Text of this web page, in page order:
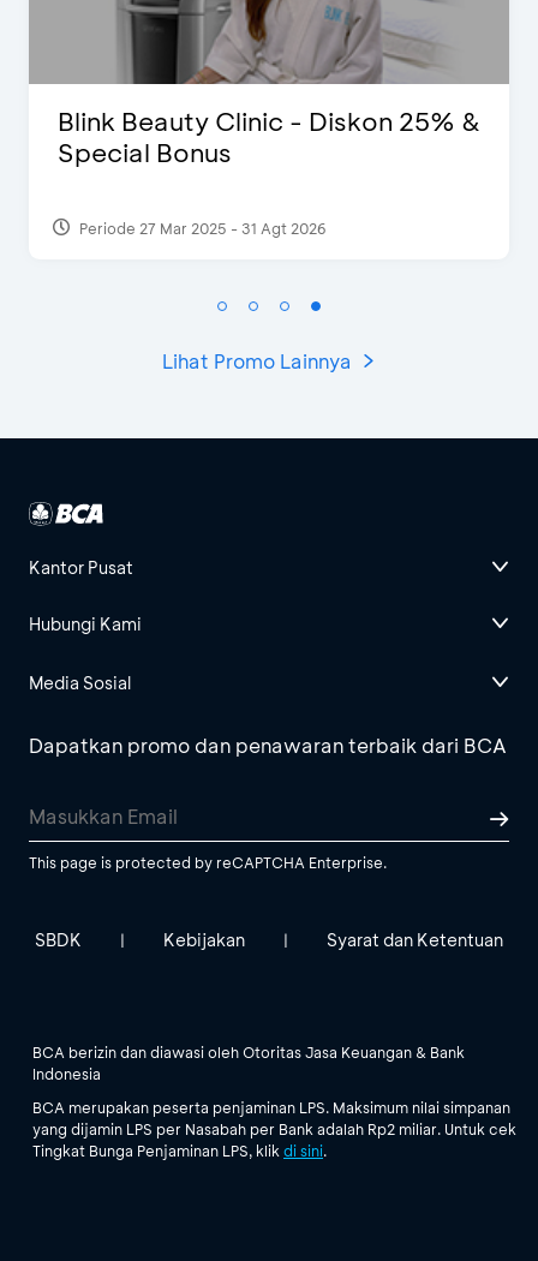
D’Cost - Diskon 50% Makanan &
Ekstra 2 Minuman
Periode 17 Sep 2023
Lihat Promo Lainnya
Kantor Pusat
Hubungi Kami
Media Sosial
Dapatkan promo dan penawaran terbaik dari BCA
This page is protected by reCAPTCHA Enterprise.
SBDK | Kebijakan | Syarat dan Ketentuan
BCA berizin dan diawasi oleh Otoritas Jasa Keuangan & Bank
Indonesia
BCA merupakan peserta penjaminan LPS. Maksimum nilai simpanan
yang dijamin LPS per Nasabah per Bank adalah Rp2 miliar. Untuk cek
Tingkat Bunga Penjaminan LPS, klik di sini.